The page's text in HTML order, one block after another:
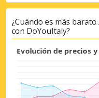
¿Cuándo es más
con DoYouItaly?
Evolución de precios